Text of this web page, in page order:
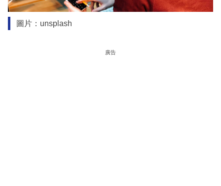
圖片：unsplash
廣告